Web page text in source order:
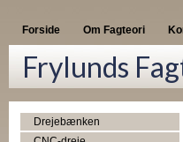
Forside Om Fagteori
Frylunds
Drejebænken